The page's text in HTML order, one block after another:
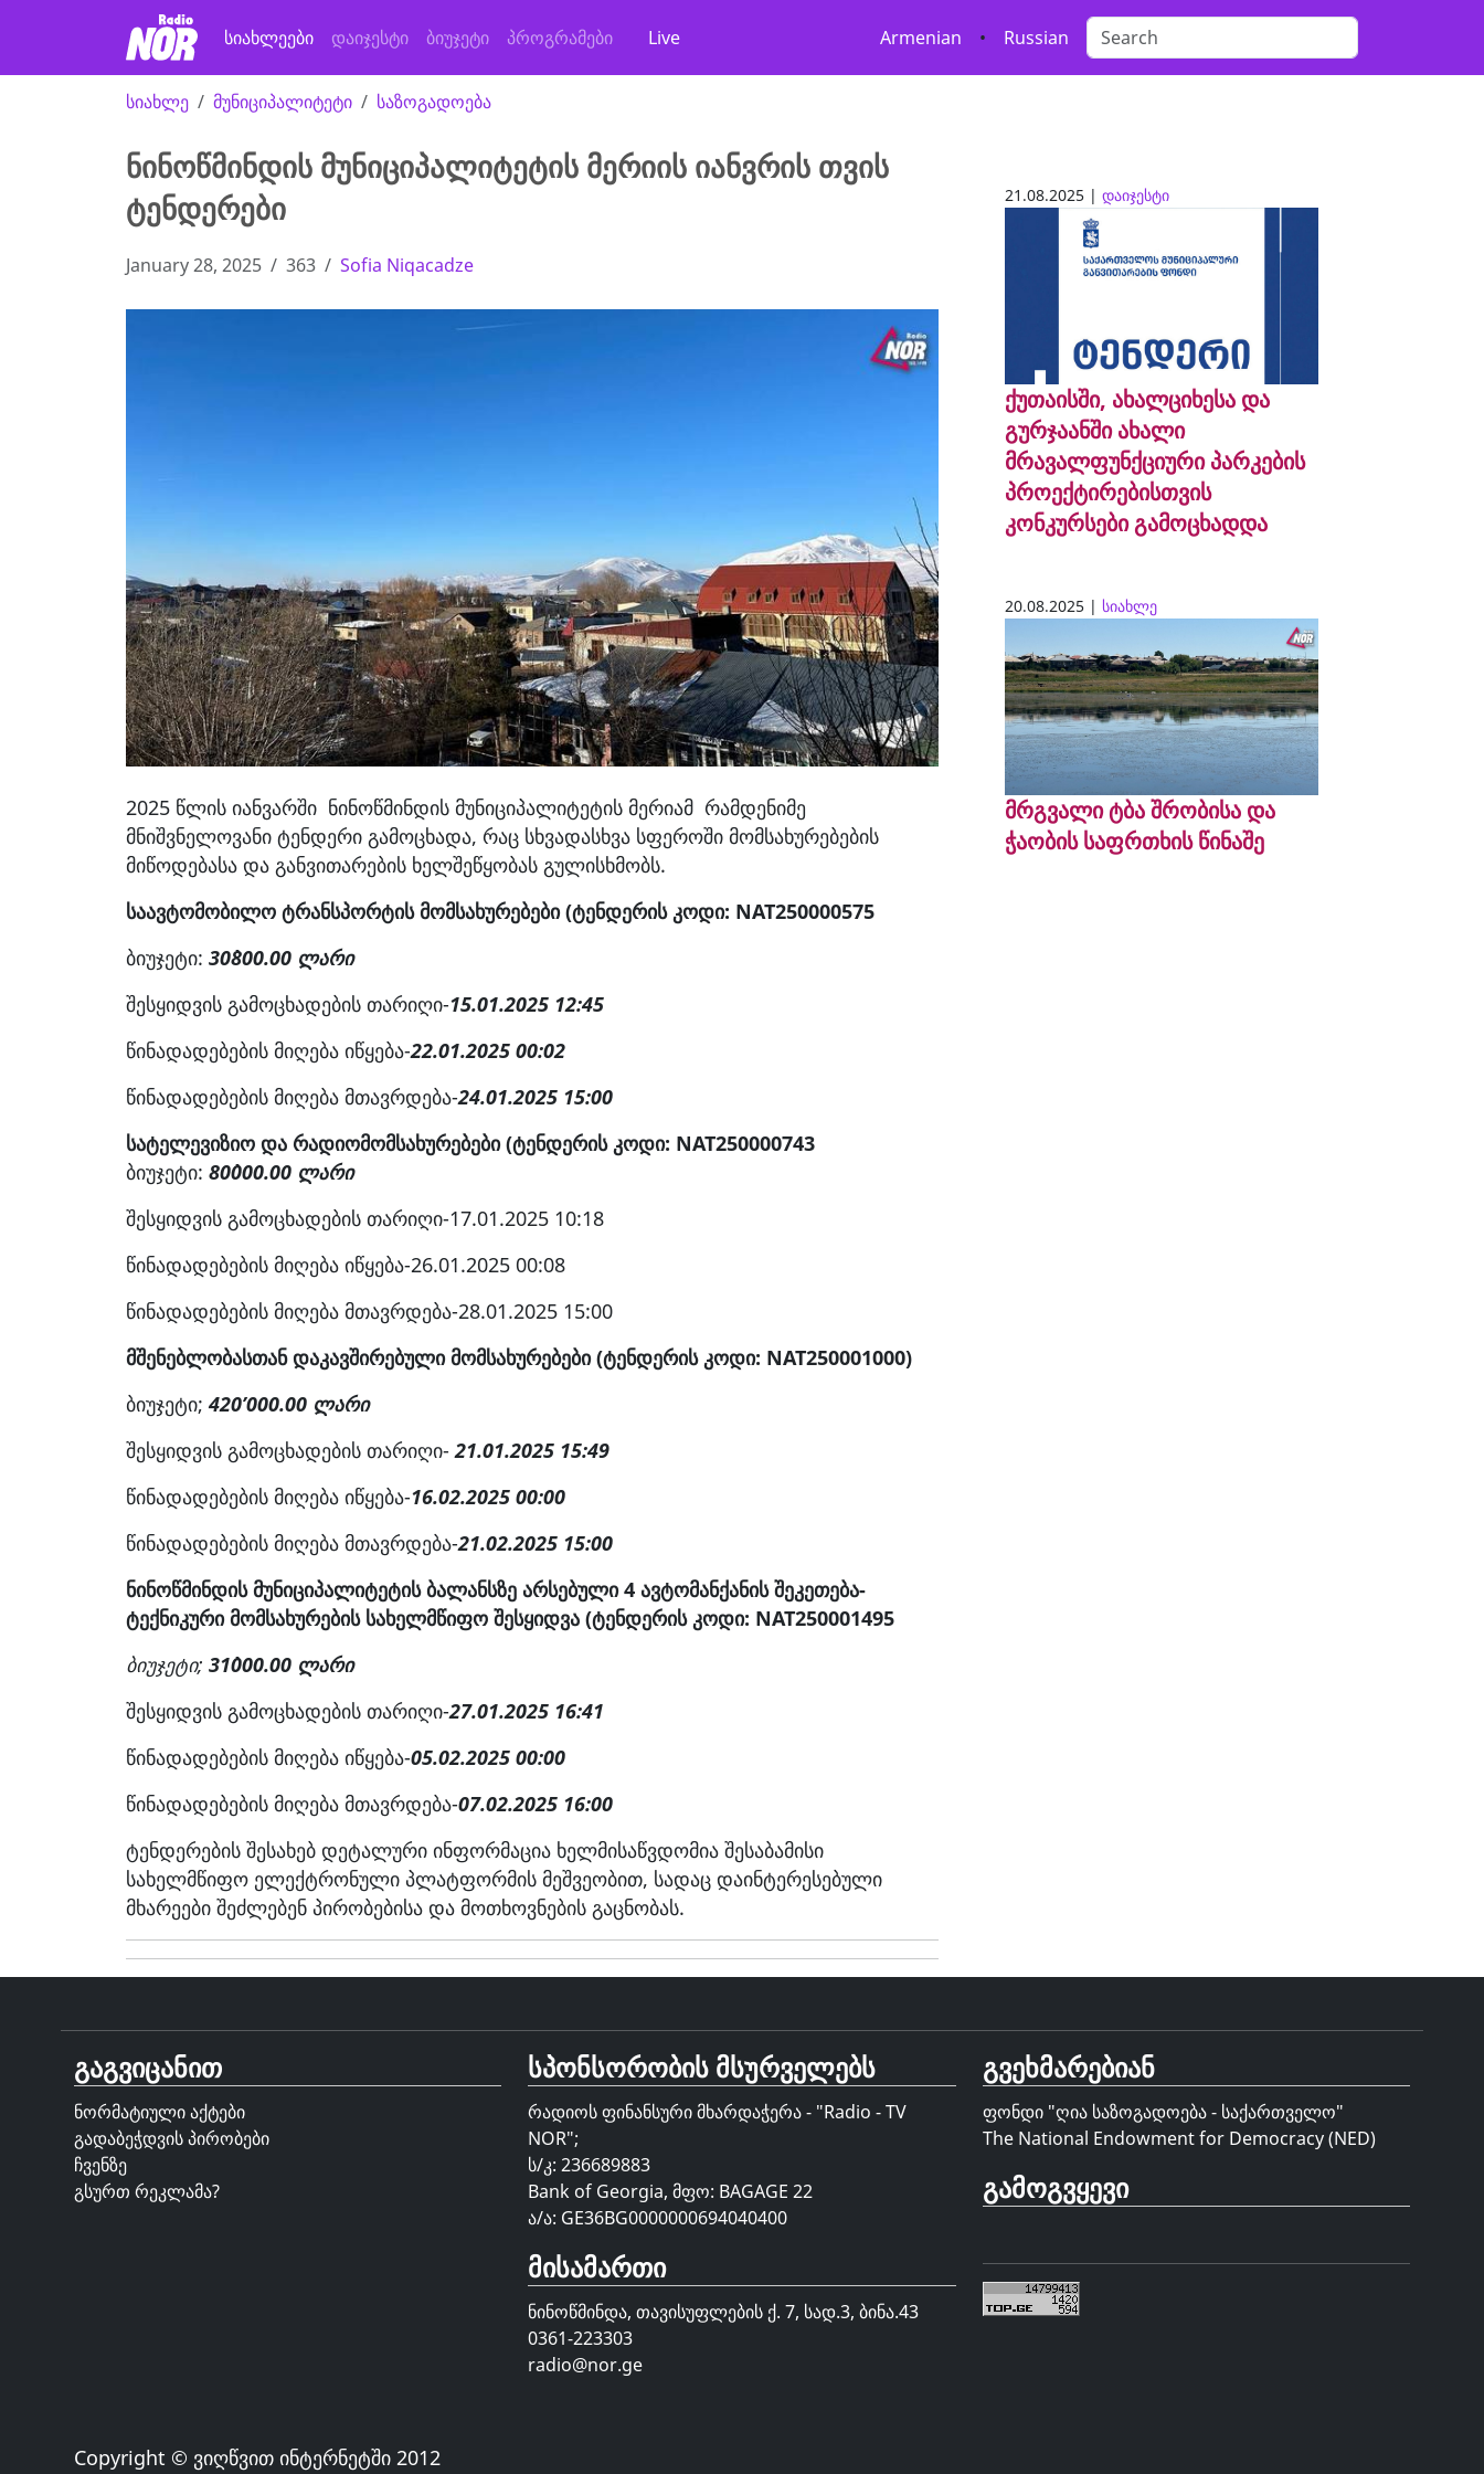
სიახლეები დაიჯესტი ბიუჯეტი პროგრამები Live Armenian • Russian
სიახლე მუნიციპალიტეტი საზოგადოება
ნინოწმინდის მუნიციპალიტეტის მერიის იანვრის თვის
ტენდერები
January 28, 2025 363 Sofia Niqacadze
2025 წლის იანვარში ნინოწმინდის მუნიციპალიტეტის მერიამ რამდენიმე
მნიშვნელოვანი ტენდერი გამოცხადა, რაც სხვადასხვა სფეროში მომსახურებების
მიწოდებასა და განვითარების ხელშეწყობას გულისხმობს.
საავტომობილო ტრანსპორტის მომსახურებები (ტენდერის კოდი: NAT250000575
ბიუჯეტი: 30`800.00 ლარი
შესყიდვის გამოცხადების თარიღი-15.01.2025 12:45
წინადადებების მიღება იწყება-22.01.2025 00:02
წინადადებების მიღება მთავრდება-24.01.2025 15:00
სატელევიზიო და რადიომომსახურებები (ტენდერის კოდი: NAT250000743
ბიუჯეტი: 80`000.00 ლარი
შესყიდვის გამოცხადების თარიღი-17.01.2025 10:18
წინადადებების მიღება იწყება-26.01.2025 00:08
წინადადებების მიღება მთავრდება-28.01.2025 15:00
მშენებლობასთან დაკავშირებული მომსახურებები (ტენდერის კოდი: NAT250001000)
ბიუჯეტი; 420’000.00 ლარი
შესყიდვის გამოცხადების თარიღი-21.01.2025 15:49
წინადადებების მიღება იწყება-16.02.2025 00:00
წინადადებების მიღება მთავრდება-21.02.2025 15:00
ნინოწმინდის მუნიციპალიტეტის ბალანსზე არსებული 4 ავტომანქანის შეკეთება-
ტექნიკური მომსახურების სახელმწიფო შესყიდვა (ტენდერის კოდი: NAT250001495
ბიუჯეტი; 31`000.00 ლარი
შესყიდვის გამოცხადების თარიღი-27.01.2025 16:41
წინადადებების მიღება იწყება-05.02.2025 00:00
წინადადებების მიღება მთავრდება-07.02.2025 16:00
ტენდერების შესახებ დეტალური ინფორმაცია ხელმისაწვდომია შესაბამისი
სახელმწიფო ელექტრონული პლატფორმის მეშვეობით, სადაც დაინტერესებული
მხარეები შეძლებენ პირობებისა და მოთხოვნების გაცნობას.
21.08.2025 | დაიჯესტი
ქუთაისში, ახალციხესა და
გურჯაანში ახალი
მრავალფუნქციური პარკების
პროექტირებისთვის
კონკურსები გამოცხადდა
20.08.2025 | სიახლე
მრგვალი ტბა შრობისა და
ჭაობის საფრთხის წინაშე
გაგვიცანით
ნორმატიული აქტები
გადაბეჭდვის პირობები
ჩვენზე
გსურთ რეკლამა?
Copyright © ვიღწვით ინტერნეტში 2012
სპონსორობის მსურველებს
რადიოს ფინანსური მხარდაჭერა - "Radio - TV
NOR";
ს/კ: 236689883
Bank of Georgia, მფო: BAGAGE 22
ა/ა: GE36BG0000000694040400
მისამართი
ნინოწმინდა, თავისუფლების ქ. 7, სად.3, ბინა.43
0361-223303
radio@nor.ge
გვეხმარებიან
ფონდი "ღია საზოგადოება - საქართველო"
The National Endowment for Democracy (NED)
გამოგვყევი